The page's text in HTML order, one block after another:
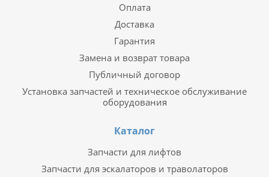
Оплата
Доставка
Гарантия
Замена и возврат товара
Публичный договор
Установка запчастей и техническое обслуживание
оборудования
Каталог
Запчасти для лифтов
Запчасти для эскалаторов и траволаторов